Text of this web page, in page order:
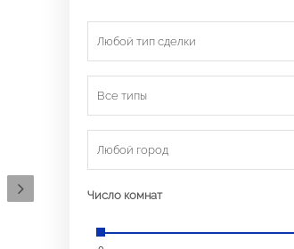
Любой тип сделки
Все типы
Любой город
Число комнат